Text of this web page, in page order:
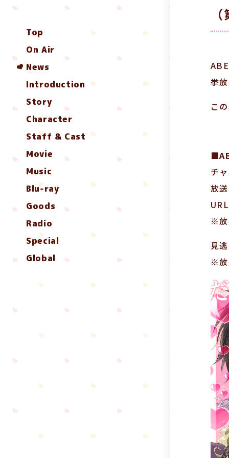
Top
On Air
News
Introduction
Story
Character
Staff & Cast
Movie
Music
Blu-ray
Goods
Radio
Special
Global
挙
こ
チ
放
※放
見
※放